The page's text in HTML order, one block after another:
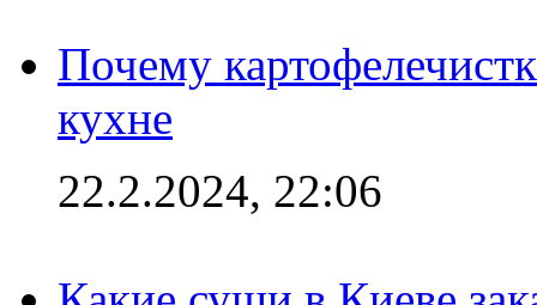
Почему
кухне
22.2.2024, 22:06